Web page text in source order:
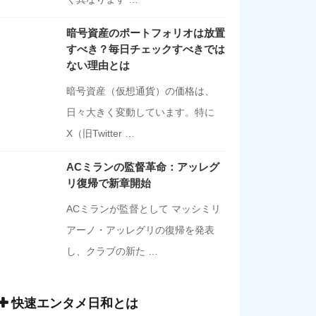
暗号資産のポートフォリオは放置
すべき？毎日チェックすべきでは
ない理由とは
暗号資産（仮想通貨）の価格は、
日々大きく変動しています。特に
X（旧Twitter …
ACミランの監督革命：アッレグ
リ復帰で新章開始
ACミランが監督として マッシミリ
アーノ・アッレグリの復帰を発表
し、クラブの新た …
快速エンタメ日和とは